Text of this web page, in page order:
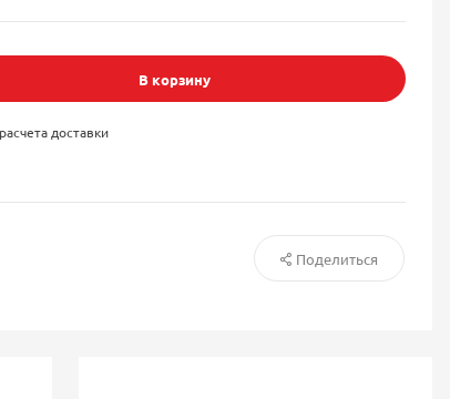
В корзину
доставки
Поделиться